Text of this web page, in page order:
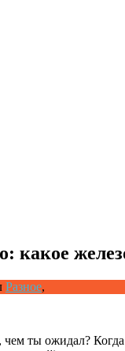
Разное,
чем ты ожидал?